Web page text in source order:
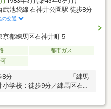
武池袋線 石神井公園駅 徒歩8分
の交通
京都練馬区石神井町５
都市ガス
可
駅」徒歩8分 「練馬
学校：徒歩9分／練馬区石神
した生活環境を両立したエリ